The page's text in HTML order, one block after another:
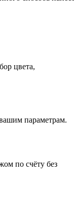
цвета,
параметрам.
по счёту без